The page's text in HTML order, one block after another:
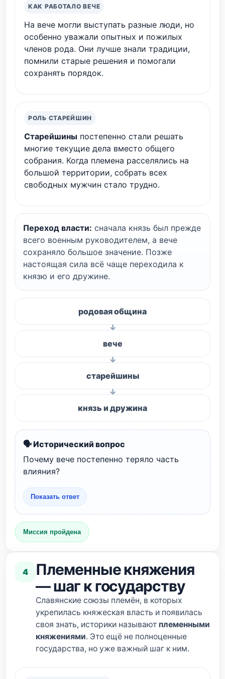
КАК РАБОТАЛО ВЕЧЕ
На вече могли выступать разные люди, но
особенно уважали опытных и пожилых
членов рода. Они лучше знали традиции,
помнили старые решения и помогали
сохранять порядок.
РОЛЬ СТАРЕЙШИН
Старейшины постепенно стали решать
многие текущие дела вместо общего
собрания. Когда племена расселялись на
большой территории, собрать всех
свободных мужчин стало трудно.
Переход власти: сначала князь был прежде
всего военным руководителем, а вече
сохраняло большое значение. Позже
настоящая сила всё чаще переходила к
князю и его дружине.
родовая община
вече
старейшины
князь и дружина
🗣️ Исторический вопрос
Почему вече постепенно теряло часть
влияния?
Показать ответ
Миссия пройдена
4
Племенные княжения
— шаг к государству
Славянские союзы племён, в которых
укрепилась княжеская власть и появилась
своя знать, историки называют племенными
княжениями. Это ещё не полноценные
государства, но уже важный шаг к ним.